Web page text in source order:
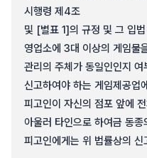
시행령 제4조
및 [별표 1]의 규정 및 그 입
영업소에 3대 이상의 게임물
관리의 주체가 동일인인지
신고하여야 하는 게임제공업
피고인이 자신의 점포 앞에
아울러 타인으로 하여금 동
피고인에게는 위 법률상의